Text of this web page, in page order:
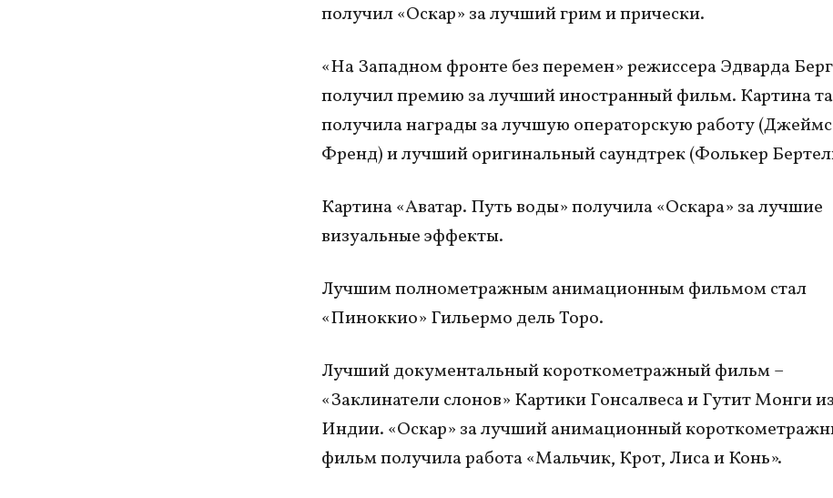
получил «Оскар» за лучший грим и прически.
«На Западном фронте без перемен» режиссера Эдварда
получил премию за лучший иностранный фильм. Картина
получила награды за лучшую операторскую работу (Джеймс
Френд) и лучший оригинальный саундтрек (Фолькер
Картина«Аватар. Путь воды» получила «Оскара» за лучшие
визуальные эффекты.
Лучшим полнометражным анимационным фильмом стал
«Пиноккио» Гильермо дель Торо.
Лучший документальный короткометражный фильм –
«Заклинатели слонов» Картики Гонсалвеса и Гутит Монги из
Индии. «Оскар» за лучший анимационный
фильм получила работа «Мальчик, Крот, Лиса и Конь».